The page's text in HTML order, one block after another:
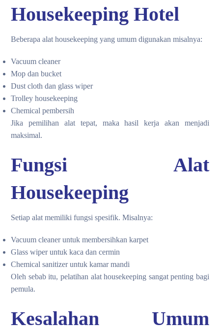
Housekeeping Hotel
Beberapa alat housekeeping yang umum digunakan misalnya:
Vacuum cleaner
Mop dan bucket
Dust cloth dan glass wiper
Trolley housekeeping
Chemical pembersih
Jika pemilihan alat tepat, maka hasil kerja akan menjadi
maksimal.
Fungsi Alat
Housekeeping
Setiap alat memiliki fungsi spesifik. Misalnya:
Vacuum cleaner untuk membersihkan karpet
Glass wiper untuk kaca dan cermin
Chemical sanitizer untuk kamar mandi
Oleh sebab itu, pelatihan alat housekeeping sangat penting bagi
pemula.
Kesalahan Umum